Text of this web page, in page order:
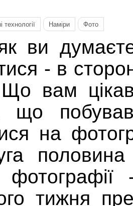
технології Наміри Фото
ви
- в
Що вам
що
на
тижня